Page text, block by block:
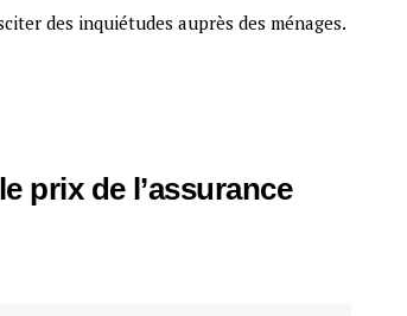
des inquiétudes auprès des ménages.
prix de l’assurance